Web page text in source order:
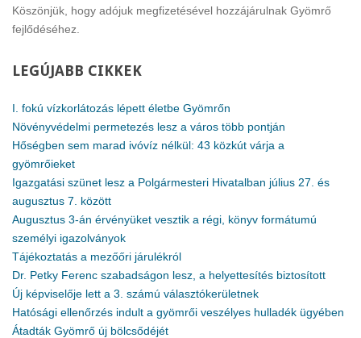
Köszönjük, hogy adójuk megfizetésével hozzájárulnak Gyömrő
fejlődéséhez.
LEGÚJABB CIKKEK
I. fokú vízkorlátozás lépett életbe Gyömrőn
Növényvédelmi permetezés lesz a város több pontján
Hőségben sem marad ivóvíz nélkül: 43 közkút várja a
gyömrőieket
Igazgatási szünet lesz a Polgármesteri Hivatalban július 27. és
augusztus 7. között
Augusztus 3-án érvényüket vesztik a régi, könyv formátumú
személyi igazolványok
Tájékoztatás a mezőőri járulékról
Dr. Petky Ferenc szabadságon lesz, a helyettesítés biztosított
Új képviselője lett a 3. számú választókerületnek
Hatósági ellenőrzés indult a gyömrői veszélyes hulladék ügyében
Átadták Gyömrő új bölcsődéjét